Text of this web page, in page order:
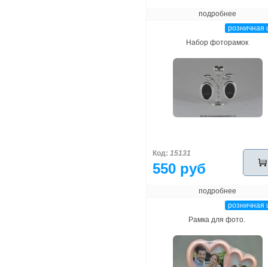
подробнее
розничная
Набор фоторамок
Код: 15131
550 руб
подробнее
розничная
Рамка для фото.